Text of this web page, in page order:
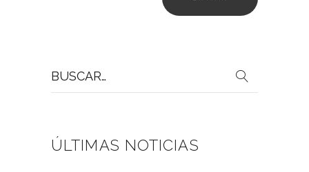
por:
ÚLTIMAS NOTICIAS